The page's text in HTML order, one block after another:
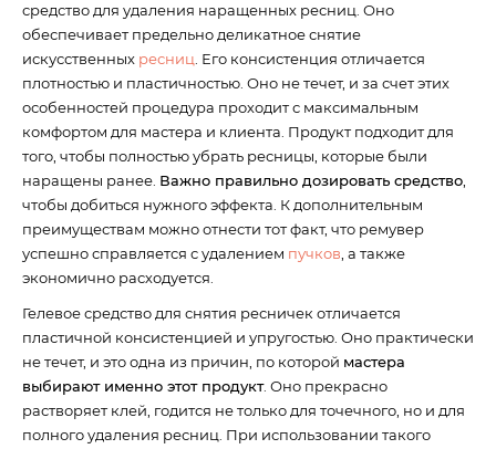
средство для удаления наращенных ресниц. Оно
обеспечивает предельно деликатное снятие
искусственных ресниц . Его консистенция отличается
плотностью и пластичностью. Оно не течет, и за счет этих
особенностей процедура проходит с максимальным
комфортом для мастера и клиента. Продукт подходит для
того, чтобы полностью убрать ресницы, которые были
наращены ранее. Важно правильно дозировать средство
чтобы добиться нужного эффекта. К дополнительным
преимуществам можно отнести тот факт, что ремувер
успешно справляется с удалением пучков , а также
экономично расходуется.
Гелевое средство для снятия ресничек отличается
пластичной консистенцией и упругостью. Оно практически
не течет, и это одна из причин, по которой мастера
выбирают именно этот продукт. Оно прекрасно
растворяет клей, годится не только для точечного, но и для
полного удаления ресниц. При использовании такого